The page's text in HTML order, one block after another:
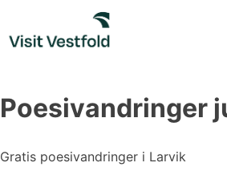
content
Poesivandringer
Gratis poesivandringer i Larvik